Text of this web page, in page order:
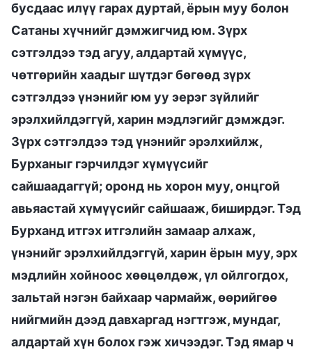
бусдаас илүү гарах дуртай, ёрын муу болон
Сатаны хүчнийг дэмжигчид юм. Зүрх
сэтгэлдээ тэд агуу, алдартай хүмүүс,
чөтгөрийн хаадыг шүтдэг бөгөөд зүрх
сэтгэлдээ үнэнийг юм уу эерэг зүйлийг
эрэлхийлдэггүй, харин мэдлэгийг дэмждэг.
Зүрх сэтгэлдээ тэд үнэнийг эрэлхийлж,
Бурханыг гэрчилдэг хүмүүсийг
сайшаадаггүй; оронд нь хорон муу, онцгой
авьяастай хүмүүсийг сайшааж, биширдэг. Тэд
Бурханд итгэх итгэлийн замаар алхаж,
үнэнийг эрэлхийлдэггүй, харин ёрын муу, эрх
мэдлийн хойноос хөөцөлдөж, үл ойлгогдох,
зальтай нэгэн байхаар чармайж, өөрийгөө
нийгмийн дээд давхаргад нэгтгэж, мундаг,
алдартай хүн болох гэж хичээдэг. Тэд ямар ч